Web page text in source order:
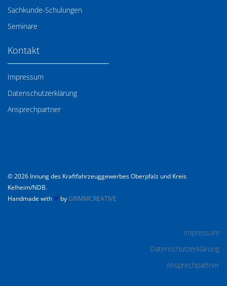
Sachkunde-Schulungen
Seminare
Kontakt
Impressum
Datenschutzerklärung
Ansprechpartner
© 2026 Innung des Kraftfahrzeuggewerbes Oberpfalz und Kreis
Kelheim/NDB.
Handmade with
byGRIMMCREATIVE
Impressum
Datenschutzerklärung
Ansprechpartner